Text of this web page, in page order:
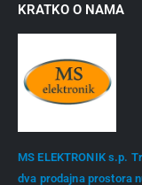
KRATKO O NAMA
MS ELEKTRONIK s.p.
dva prodajna prostora